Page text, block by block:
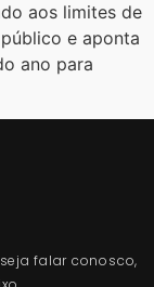
aos limites de
e aponta
ano para
falar conosco,